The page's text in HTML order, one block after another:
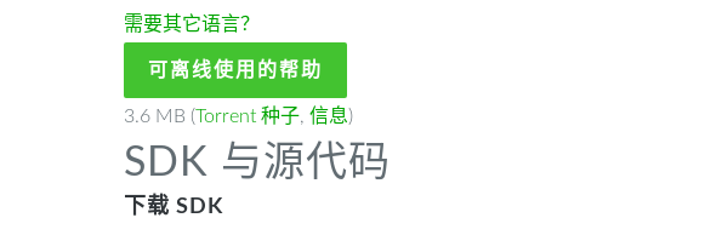
需要其它语言？
可离线使用的帮助
3.6 MB (Torrent 种子, 信息)
SDK 与源代码
下载 SDK